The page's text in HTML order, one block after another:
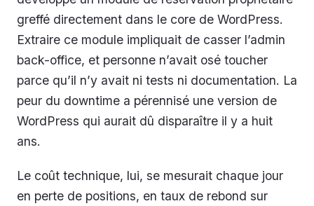
greffé directement dans le core de WordPress.
Extraire ce module impliquait de casser l’admin
back-office, et personne n’avait osé toucher
parce qu’il n’y avait ni tests ni documentation. La
peur du downtime a pérennisé une version de
WordPress qui aurait dû disparaître il y a huit
ans.
Le coût technique, lui, se mesurait chaque jour
en perte de positions, en taux de rebond sur